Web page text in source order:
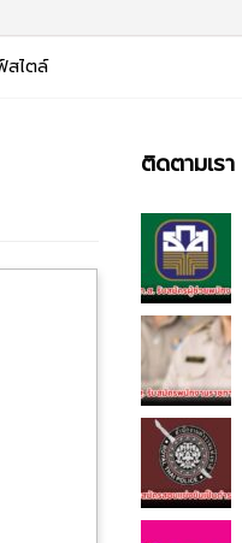
สไตล์
ติดตามเรา